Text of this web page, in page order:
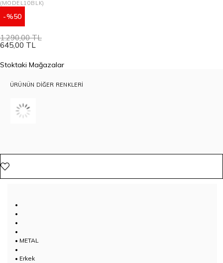
(MODEL10BLK)
50
1.290,00 TL
645,00 TL
Stoktaki Mağazalar
ÜRÜNÜN DIĞER RENKLERI
•
•
•
•
• METAL
•
• Erkek